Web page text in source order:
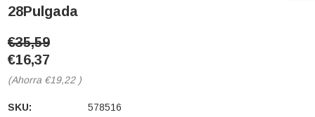
28Pulgada
€35,59
€16,37
(Ahorra €19,22 )
SKU:
578516